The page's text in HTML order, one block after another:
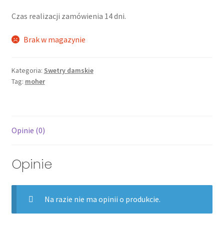
Czas realizacji zamówienia 14 dni.
Brak w magazynie
Kategoria: Swetry damskie
Tag: moher
Opinie (0)
Opinie
Na razie nie ma opinii o produkcie.